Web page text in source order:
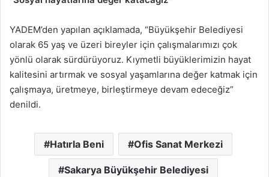
YADEM’den yapılan açıklamada, “Büyükşehir Belediyesi
olarak 65 yaş ve üzeri bireyler için çalışmalarımızı çok
yönlü olarak sürdürüyoruz. Kıymetli büyüklerimizin hayat
kalitesini artırmak ve sosyal yaşamlarına değer katmak için
çalışmaya, üretmeye, birleştirmeye devam edeceğiz”
denildi.
Hatırla Beni Ofis Sanat Merkezi
Sakarya Büyükşehir Belediyesi